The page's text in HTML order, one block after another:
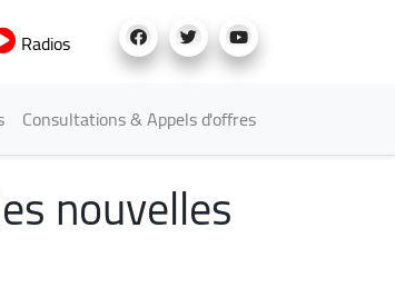
Radios
Consultations & Appels d'offres
nouvelles